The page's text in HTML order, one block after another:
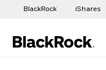
BlackRock iShares